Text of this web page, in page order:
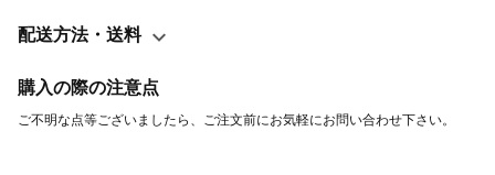
配送方法・送料
購入の際の注意点
ご不明な点等ございましたら、ご注文前にお気軽にお問い合わせ下さい。